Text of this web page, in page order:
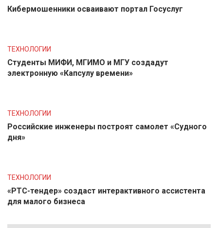
Кибермошенники осваивают портал Госуслуг
ТЕХНОЛОГИИ
Студенты МИФИ, МГИМО и МГУ создадут
электронную «Капсулу времени»
ТЕХНОЛОГИИ
Российские инженеры построят самолет «Судного
дня»
ТЕХНОЛОГИИ
«РТС-тендер» создаст интерактивного ассистента
для малого бизнеса